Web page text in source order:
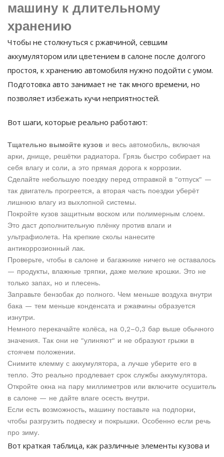
машину к длительному
хранению
Чтобы не столкнуться с ржавчиной, севшим
аккумулятором или цветением в салоне после долгого
простоя, к хранению автомобиля нужно подойти с умом.
Подготовка авто занимает не так много времени, но
позволяет избежать кучи неприятностей.
Вот шаги, которые реально работают:
Тщательно вымойте кузов и весь автомобиль, включая
арки, днище, решётки радиатора. Грязь быстро собирает на
себя влагу и соли, а это прямая дорога к коррозии.
Сделайте небольшую поездку перед отправкой в "отпуск" —
так двигатель прогреется, а вторая часть поездки уберёт
лишнюю влагу из выхлопной системы.
Покройте кузов защитным воском или полимерным слоем.
Это даст дополнительную плёнку против влаги и
ультрафиолета. На крепкие сколы нанесите
антикоррозионный лак.
Проверьте, чтобы в салоне и багажнике ничего не оставалось
— продукты, влажные тряпки, даже мелкие крошки. Это не
только запах, но и плесень.
Заправьте бензобак до полного. Чем меньше воздуха внутри
бака — тем меньше конденсата и ржавчины образуется
изнутри.
Немного перекачайте колёса, на 0,2–0,3 бар выше обычного
значения. Так они не "улиняют" и не образуют грыжи в
стоячем положении.
Снимите клемму с аккумулятора, а лучше уберите его в
тепло. Это реально продлевает срок службы аккумулятора.
Откройте окна на пару миллиметров или включите осушитель
в салоне — не дайте влаге осесть внутри.
Если есть возможность, машину поставьте на подпорки,
чтобы разгрузить подвеску и покрышки. Особенно если речь
про зиму.
Вот краткая таблица, как различные элементы кузова и